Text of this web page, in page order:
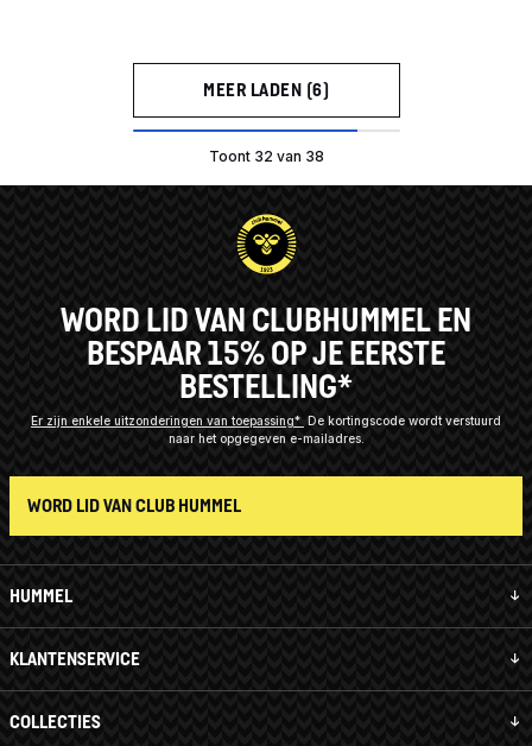
MEER LADEN (6)
Toont 32 van 38
HUMMEL
KLANTENSERVICE
COLLECTIES
WORD LID VAN CLUBHUMMEL EN
BESPAAR 15% OP JE EERSTE
BESTELLING*
Er zijn enkele uitzonderingen van toepassing*
De kortingscode wordt verstuurd
naar het opgegeven e-mailadres.
WORD LID VAN CLUB HUMMEL